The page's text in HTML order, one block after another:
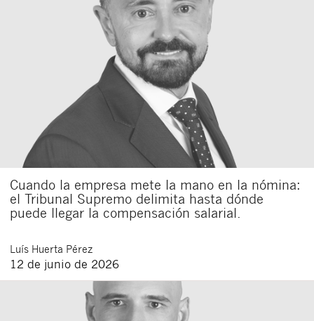
Cuando la empresa mete la mano en la nómina:
el Tribunal Supremo delimita hasta dónde
puede llegar la compensación salarial.
Luís Huerta Pérez
12 de junio de 2026